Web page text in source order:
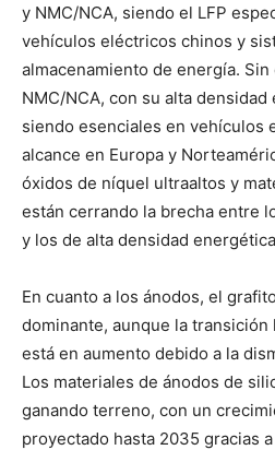
y NMC/NCA, siendo el LFP
vehículos eléctricos chinos y
almacenamiento de energía.
NMC/NCA, con su alta
siendo esenciales en vehículos
alcance en Europa y
óxidos de níquel ultraaltos y
están cerrando la brecha entre
y los de alta densidad
En cuanto a los ánodos, el
dominante, aunque la
está en aumento debido a la
Los materiales de ánodos de
ganando terreno, con un
proyectado hasta 2035 gracias